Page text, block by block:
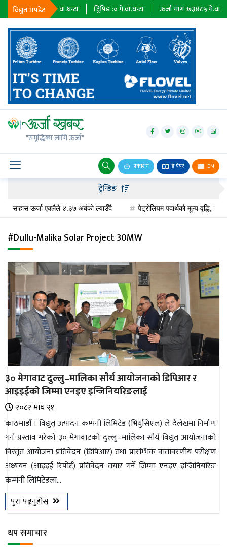
विद्युत अपडेट
निर्यात :२३६७९मे.वा.घन्टा ट्रिपिङ :०मे.वा.घन्टा ऊर्जा माग :७३४८५मे.वा.घन्टा
"समृद्धिका लागि ऊर्जा"
प्रकाशन ई-पेपर EN
जलविद्युत्
सोलार
वायु
बायोग्यास
पेट्रोलियम
अन्तर्राष्ट्रिय
जलवायु
ऊर्जा
दक्षता
उहिलेकाे
खबर
हरित
हाइड्रोजन
इभी
सम्पादकीय
बैंक
पर्यटन
भिडियो
छापा
खोज
प्रोफाइल
ट्रेन्डिङ
साहास ऊर्जा एक्लैले ४.३७ अर्बको ल्याउँदै पेट्रोलियम पदार्थको मूल्य वृद्धि,
#Dullu-Malika Solar Project 30MW
३० मेगावाट दुल्लु–मालिका सौर्य आयोजनाको डिपिआर र
आइइईको जिम्मा एनइए इन्जिनियरिङलाई
२०८२ माघ २१
काठमाडौँ । विद्युत् उत्पादन कम्पनी लिमिटेड (भियुसिएल) ले दैलेखमा निर्माण
गर्न प्रस्ताव गरेको ३० मेगावाटको दुल्लु–मालिका सौर्य विद्युत् आयोजनाको
विस्तृत आयोजना प्रतिवेदन (डिपिआर) तथा प्रारम्भिक वातावरणीय परीक्षण
अध्ययन (आइइई रिपोर्ट) प्रतिवेदन तयार गर्ने जिम्मा एनइए इन्जिनियरिङ
कम्पनी लिमिटेडला...
पुरा पढ्नुहोस्
थप समाचार